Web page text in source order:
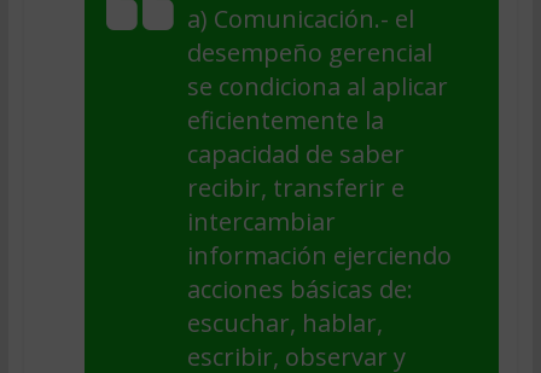
a) Comunicación.- el
desempeño gerencial
se condiciona al aplicar
eficientemente la
capacidad de saber
recibir, transferir e
intercambiar
información ejerciendo
acciones básicas de:
escuchar, hablar,
escribir, observar y